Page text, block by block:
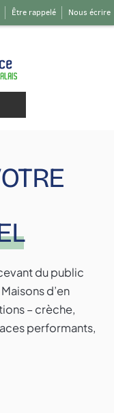
Être rappelé Nous écrire
du public
d’en
– crèche,
performants,